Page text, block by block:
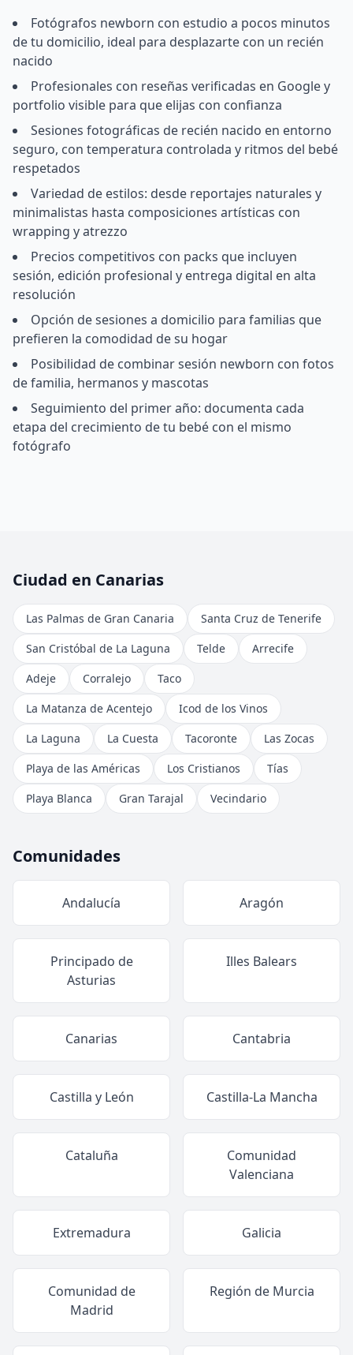
Fotógrafos newborn con estudio a pocos minutos
de tu domicilio, ideal para desplazarte con un recién
nacido
Profesionales con reseñas verificadas en Google y
portfolio visible para que elijas con confianza
Sesiones fotográficas de recién nacido en entorno
seguro, con temperatura controlada y ritmos del bebé
respetados
Variedad de estilos: desde reportajes naturales y
minimalistas hasta composiciones artísticas con
wrapping y atrezzo
Precios competitivos con packs que incluyen
sesión, edición profesional y entrega digital en alta
resolución
Opción de sesiones a domicilio para familias que
prefieren la comodidad de su hogar
Posibilidad de combinar sesión newborn con fotos
de familia, hermanos y mascotas
Seguimiento del primer año: documenta cada
etapa del crecimiento de tu bebé con el mismo
fotógrafo
Ciudad en Canarias
Las Palmas de Gran Canaria
Santa Cruz de Tenerife
San Cristóbal de La Laguna
Telde
Arrecife
Adeje
Corralejo
Taco
La Matanza de Acentejo
Icod de los Vinos
La Laguna
La Cuesta Tacoronte
Las Zocas
Playa de las Américas
Los Cristianos
Tías
Playa Blanca
Gran Tarajal Vecindario
Comunidades
Andalucía Aragón
Principado de
Asturias
Illes Balears
Canarias Cantabria
Castilla y León Castilla-La Mancha
Cataluña
Comunidad
Valenciana
Extremadura Galicia
Comunidad de
Madrid
Región de Murcia